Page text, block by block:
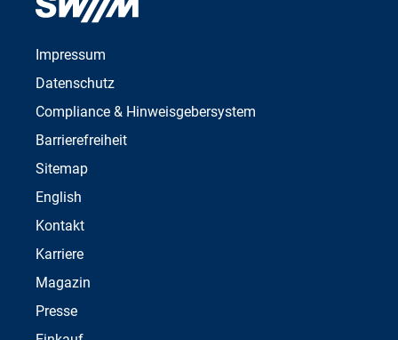
Impressum
Datenschutz
Compliance & Hinweisgebersystem
Barrierefreiheit
Sitemap
English
Kontakt
Karriere
Magazin
Presse